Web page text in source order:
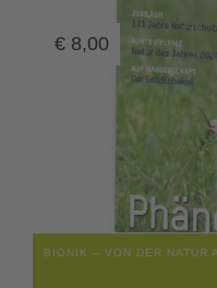
€ 8,00
BIONIK – VON DER NATUR